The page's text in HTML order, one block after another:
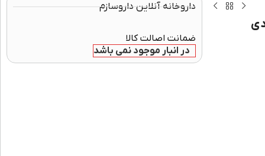
داروخانه آنلاین داروسازم
ضمانت اصالت کالا
در انبار موجود نمی باشد